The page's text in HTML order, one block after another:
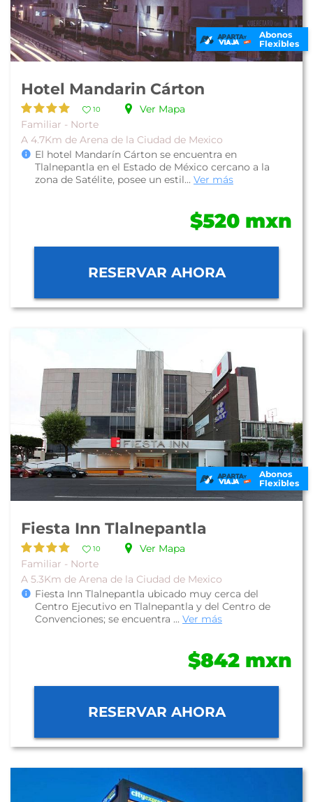
Abonos
Flexibles
Hotel Mandarin Cárton
10
Ver Mapa
Familiar - Norte
A 4.7Km de Arena de la Ciudad de Mexico
El hotel Mandarín Cárton se encuentra en
Tlalnepantla en el Estado de México cercano a la
zona de Satélite, posee un estil... Ver más
$520 mxn
RESERVAR AHORA
Abonos
Flexibles
Fiesta Inn Tlalnepantla
10
Ver Mapa
Familiar - Norte
A 5.3Km de Arena de la Ciudad de Mexico
Fiesta Inn Tlalnepantla ubicado muy cerca del
Centro Ejecutivo en Tlalnepantla y del Centro de
Convenciones; se encuentra ... Ver más
$842 mxn
RESERVAR AHORA